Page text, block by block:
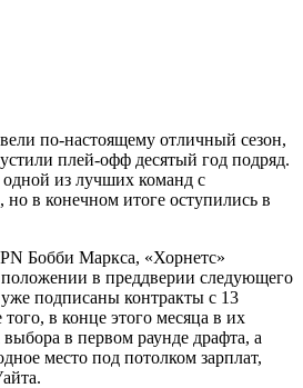
по-настоящему отличный сезон,
плей-офф десятый год подряд.
из лучших команд с
но в конечном итоге оступились в
Бобби Маркса, «Хорнетс»
положении в преддверии следующего
подписаны контракты с 13
в конце этого месяца в их
в первом раунде драфта, а
место под потолком зарплат,